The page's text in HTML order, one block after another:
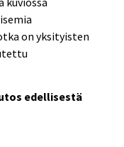
on yksityisten
edellisestä